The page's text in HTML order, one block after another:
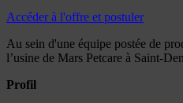
Accéder à l'offre et postuler
Au sein d'une équipe postée de
l’usine de Mars Petcare à Saint-
Profil